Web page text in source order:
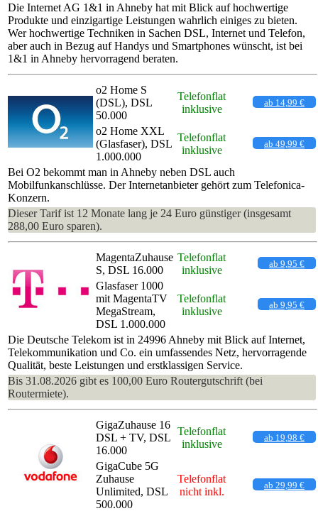
Die Internet AG 1&1 in Ahneby hat mit Blick auf hochwertige
Produkte und einzigartige Leistungen wahrlich einiges zu bieten.
Wer hochwertige Techniken in Sachen DSL, Internet und Telefon,
aber auch in Bezug auf Handys und Smartphones wünscht, ist bei
1&1 in Ahneby hervorragend beraten.
o2 Home S
(DSL), DSL
50.000
Telefonflat
inklusive
ab 14,99 €
o2 Home XXL
(Glasfaser), DSL
1.000.000
Telefonflat
inklusive
ab 49,99 €
Bei O2 bekommt man in Ahneby neben DSL auch
Mobilfunkanschlüsse. Der Internetanbieter gehört zum Telefonica-
Konzern.
Dieser Tarif ist 12 Monate lang je 24 Euro günstiger (insgesamt
288,00 Euro sparen).
MagentaZuhause
S, DSL 16.000
Telefonflat
inklusive
ab 9,95 €
Glasfaser 1000
mit MagentaTV
MegaStream,
DSL 1.000.000
Telefonflat
inklusive
ab 9,95 €
Die Deutsche Telekom ist in 24996 Ahneby mit Blick auf Internet,
Telekommunikation und Co. ein umfassendes Netz, hervorragende
Qualität, beste Leistungen und erstklassigen Service.
Bis 31.08.2026 gibt es 100,00 Euro Routergutschrift (bei
Routermiete).
GigaZuhause 16
DSL + TV, DSL
16.000
Telefonflat
inklusive
ab 19,98 €
GigaCube 5G
Zuhause
Unlimited, DSL
500.000
Telefonflat
nicht inkl.
ab 29,99 €